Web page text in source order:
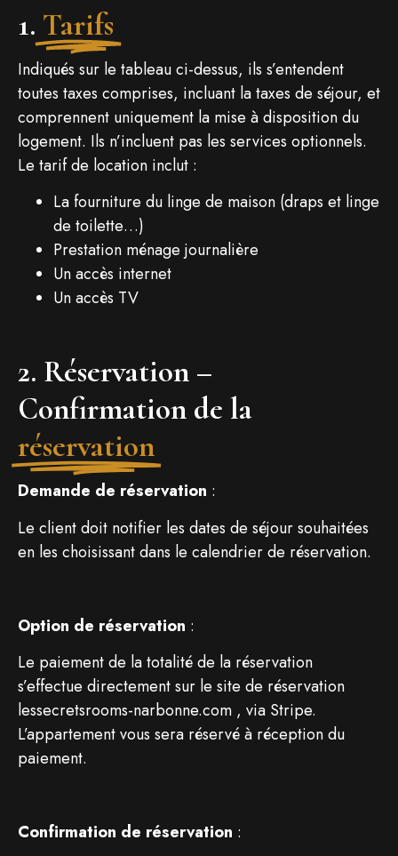
1. Tarifs
Indiqués sur le tableau ci-dessus, ils s’entendent
toutes taxes comprises, incluant la taxes de séjour, et
comprennent uniquement la mise à disposition du
logement. Ils n’incluent pas les services optionnels.
Le tarif de location inclut :
La fourniture du linge de maison (draps et linge
de toilette…)
Prestation ménage journalière
Un accès internet
Un accès TV
2. Réservation –
Confirmation de la
réservation
Demande de réservation :
Le client doit notifier les dates de séjour souhaitées
en les choisissant dans le calendrier de réservation.
Option de réservation :
Le paiement de la totalité de la réservation
s’effectue directement sur le site de réservation
lessecretsrooms-narbonne.com , via Stripe.
L’appartement vous sera réservé à réception du
paiement.
Confirmation de réservation :